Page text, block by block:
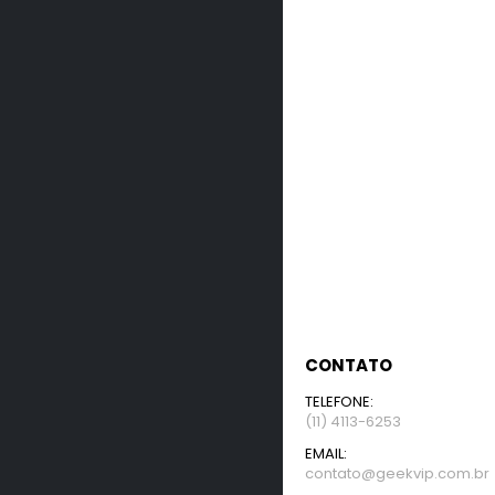
CONTATO
TELEFONE:
(11) 4113-6253
EMAIL:
contato@geekvip.com.br